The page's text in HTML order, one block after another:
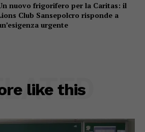
nuovo frigorifero per la Caritas: il
Club Sansepolcro risponde a
urgente
like this